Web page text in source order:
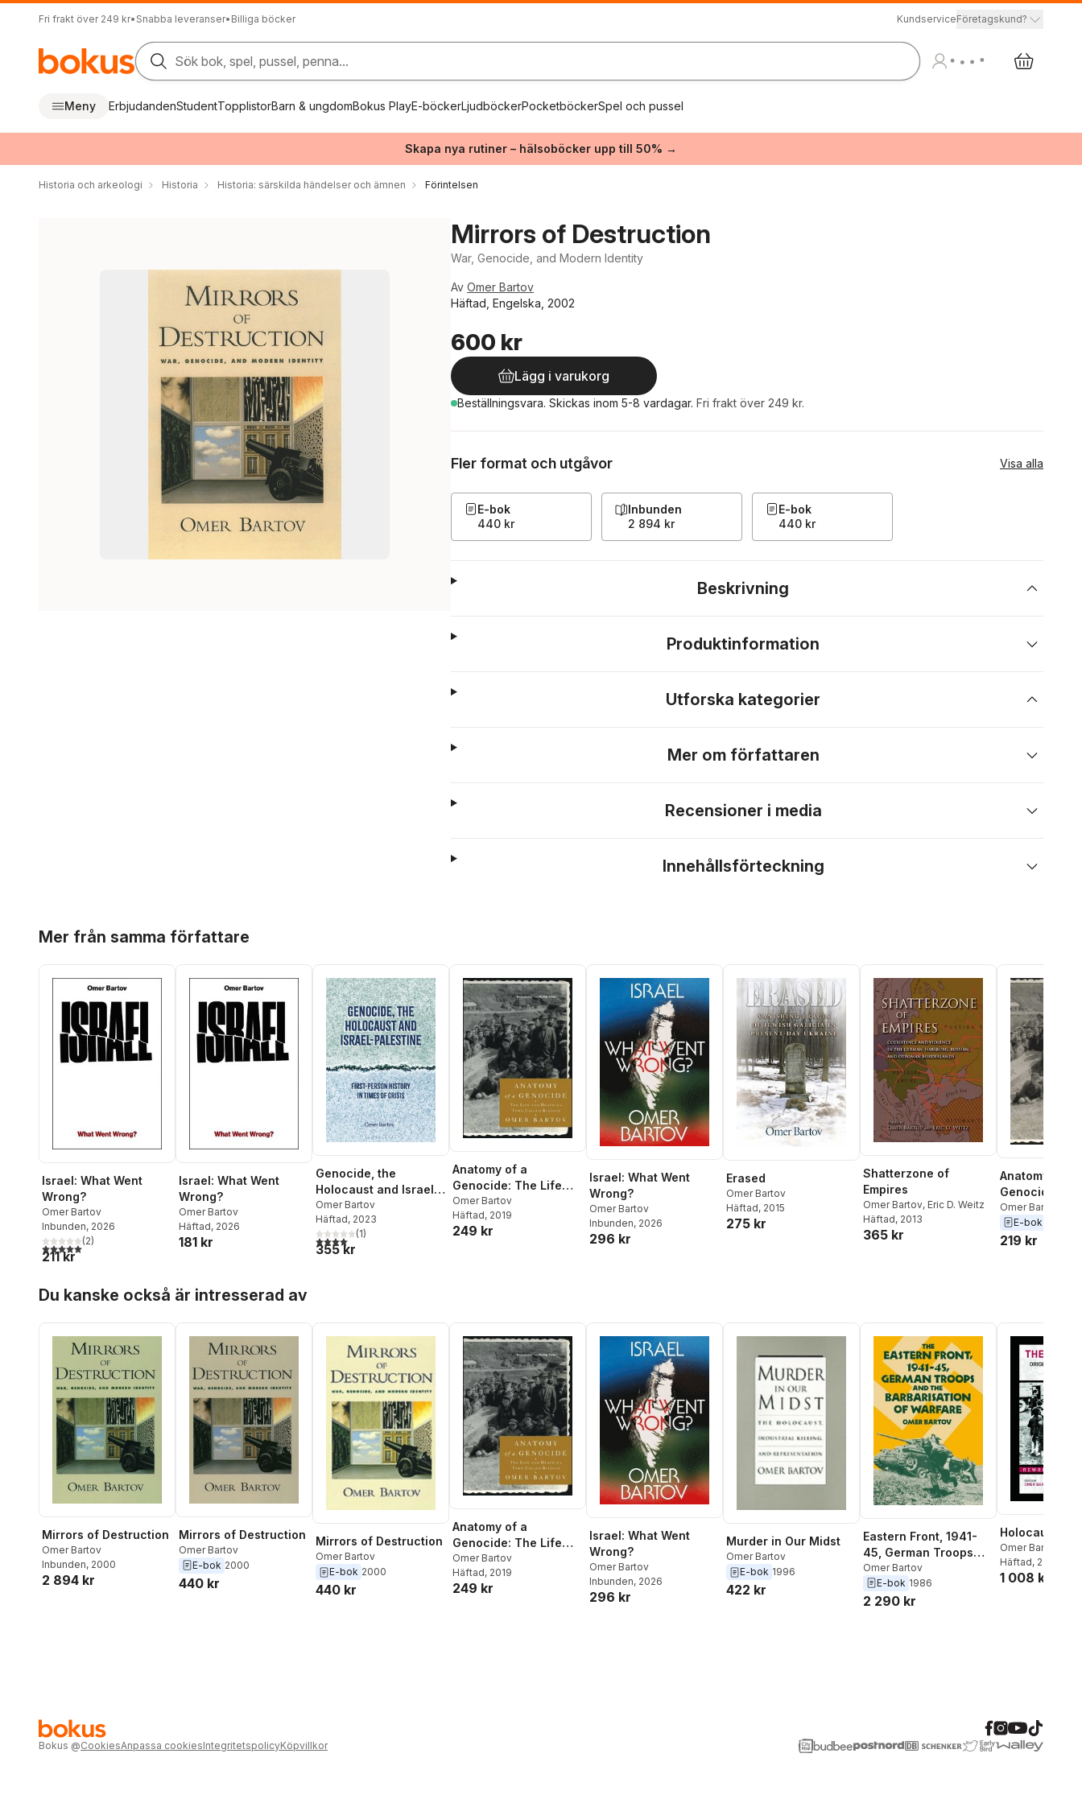
Fri frakt över 249 kr• Snabba leveranser• Billiga böcker KundserviceFöretagskund?
Sök bok, spel, pussel, penna...
Meny ErbjudandenStudentTopplistorBarn & ungdomBokus PlayE-böckerLjudböckerPocketböckerSpel och pussel
Skapa nya rutiner – hälsoböcker upp till 50% →
Historia och arkeologi Historia Historia: särskilda händelser och ämnen Förintelsen
Mirrors of Destruction
War, Genocide, and Modern Identity
Av Omer Bartov
Häftad, Engelska, 2002
600 kr
Lägg i varukorg
Beställningsvara. Skickas inom 5-8 vardagar. Fri frakt över 249 kr.
Fler format och utgåvor Visa alla
E-bok
440 kr
Inbunden
2 894 kr
E-bok
440 kr
Beskrivning
Produktinformation
Utforska kategorier
Mer om författaren
Recensioner i media
Innehållsförteckning
Mer från samma författare
Israel: What Went
Wrong?
Omer Bartov
Inbunden, 2026
5,0utav 5 stjärnor. Totalt antal röster:
(2)
211 kr
Israel: What Went
Wrong?
Omer Bartov
Häftad, 2026
181 kr
Genocide, the
Holocaust and Israel-
Palestine
Omer Bartov
Häftad, 2023
4,0utav 5 stjärnor. Totalt antal röster:
(1)
355 kr
Anatomy of a
Genocide: The Life
and Death of a Town
Called Buczacz
Omer Bartov
Häftad, 2019
249 kr
Israel: What Went
Wrong?
Omer Bartov
Inbunden, 2026
296 kr
Erased
Omer Bartov
Häftad, 2015
275 kr
Shatterzone of
Empires
Omer Bartov, Eric D. Weitz
Häftad, 2013
365 kr
Anatomy of a
Genocide
Omer Bartov
E-bok
219 kr
Du kanske också är intresserad av
Mirrors of Destruction
Omer Bartov
Inbunden, 2000
2 894 kr
Mirrors of Destruction
Omer Bartov
E-bok 2000
440 kr
Mirrors of Destruction
Omer Bartov
E-bok 2000
440 kr
Anatomy of a
Genocide: The Life
and Death of a Town
Called Buczacz
Omer Bartov
Häftad, 2019
249 kr
Israel: What Went
Wrong?
Omer Bartov
Inbunden, 2026
296 kr
Murder in Our Midst
Omer Bartov
E-bok 1996
422 kr
Eastern Front, 1941-
45, German Troops
and the Barbarisation
ofWarfare
Omer Bartov
E-bok 1986
2 290 kr
Holocaust
Omer Bartov
Häftad, 2014
1 008 kr
Bokus @CookiesAnpassa cookiesIntegritetspolicyKöpvillkor